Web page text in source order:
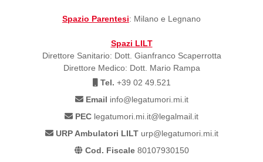
Spazio Parentesi: Milano e Legnano
Spazi LILT
Direttore Sanitario: Dott. Gianfranco Scaperrotta
Direttore Medico: Dott. Mario Rampa
Tel. +39 02 49.521
Email info@legatumori.mi.it
PEC legatumori.mi.it@legalmail.it
URP Ambulatori LILTurp@legatumori.mi.it
Cod. Fiscale80107930150